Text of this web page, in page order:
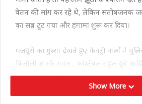
वेतन की मांग कर रहे थे, लेकिन संतोषजनक
का सब्र टूट गया और हंगामा शुरू कर दिया।
मजदूरों का गुस्सा देखते हुए फैक्ट्री वालों ने
बिजौली आरके रावत , कांस्टेबल राहुल दुबे आदि
कराकर मामला शांत कराया।
Show More